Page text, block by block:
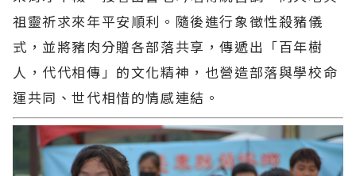
祖靈祈求來年平安順利。隨後進行象徵性殺豬儀
式，並將豬肉分贈各部落共享，傳遞出「百年樹
人，代代相傳」的文化精神，也營造部落與學校命
運共同、世代相惜的情感連結。